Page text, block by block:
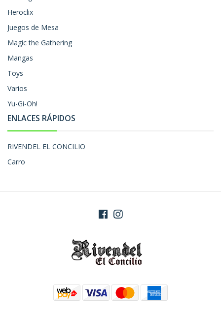
Heroclix
Juegos de Mesa
Magic the Gathering
Mangas
Toys
Varios
Yu-Gi-Oh!
ENLACES RÁPIDOS
RIVENDEL EL CONCILIO
Carro